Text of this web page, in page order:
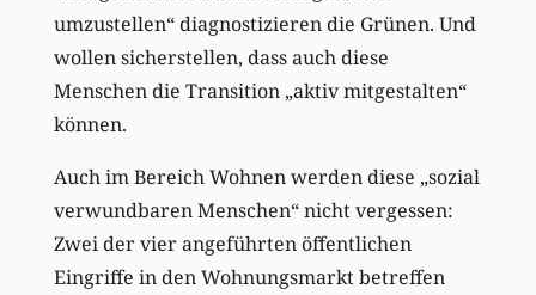
umzustellen“ diagnostizieren die Grünen. Und
wollen sicherstellen, dass auch diese
Menschen die Transition „aktiv mitgestalten“
können.
Auch im Bereich Wohnen werden diese „sozial
verwundbaren Menschen“ nicht vergessen:
Zwei der vier angeführten öffentlichen
Eingriffe in den Wohnungsmarkt betreffen